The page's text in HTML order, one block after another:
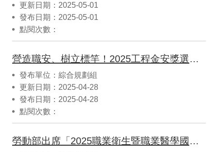
更新日期：2025-05-01
發布日期：2025-05-01
點閱次數：
營造職安、樹立標竿！2025工程金安獎選拔起跑！
發布單位：綜合規劃組
更新日期：2025-04-28
發布日期：2025-04-28
點閱次數：
勞動部出席「2025職業衛生暨職業醫學國際學術研討會」，呼籲共同推動健康、尊嚴的永續職場文化